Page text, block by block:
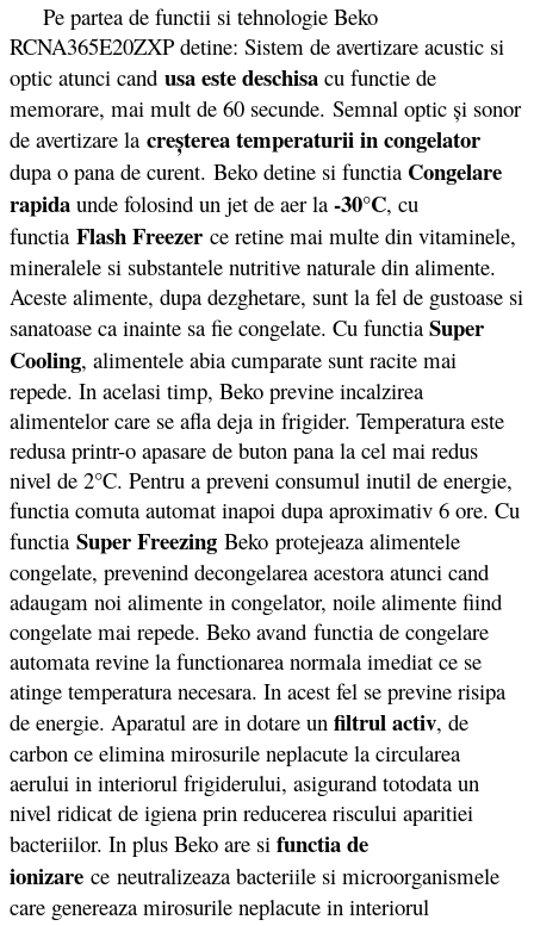
Pe partea de functii si tehnologie Beko
RCNA365E20ZXP detine: Sistem de avertizare acustic si
optic atunci cand usa este deschisa cu functie de
memorare, mai mult de 60 secunde. Semnal optic şi sonor
de avertizare la creşterea temperaturii in congelator
dupa o pana de curent. Beko detine si functia Congelare
rapida unde folosind un jet de aer la -30°C, cu
functia Flash Freezer ce retine mai multe din vitaminele,
mineralele si substantele nutritive naturale din alimente.
Aceste alimente, dupa dezghetare, sunt la fel de gustoase si
sanatoase ca inainte sa fie congelate. Cu functia Super
Cooling, alimentele abia cumparate sunt racite mai
repede. In acelasi timp, Beko previne incalzirea
alimentelor care se afla deja in frigider. Temperatura este
redusa printr-o apasare de buton pana la cel mai redus
nivel de 2°C. Pentru a preveni consumul inutil de energie,
functia comuta automat inapoi dupa aproximativ 6 ore. Cu
functia Super Freezing Beko protejeaza alimentele
congelate, prevenind decongelarea acestora atunci cand
adaugam noi alimente in congelator, noile alimente fiind
congelate mai repede. Beko avand functia de congelare
automata revine la functionarea normala imediat ce se
atinge temperatura necesara. In acest fel se previne risipa
de energie. Aparatul are in dotare un filtrul activ, de
carbon ce elimina mirosurile neplacute la circularea
aerului in interiorul frigiderului, asigurand totodata un
nivel ridicat de igiena prin reducerea riscului aparitiei
bacteriilor. In plus Beko are si functia de
ionizare ce neutralizeaza bacteriile si microorganismele
care genereaza mirosurile neplacute in interiorul